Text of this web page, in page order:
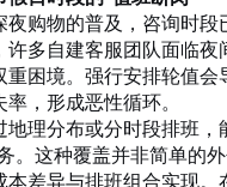
夜购物的普及，咨询时段
多自建客服团队面临夜
重困境。强行安排轮值会
，形成恶性循环。
地理分布或分时段排班，
。这种覆盖并非简单的
本差异与排班组合实现。